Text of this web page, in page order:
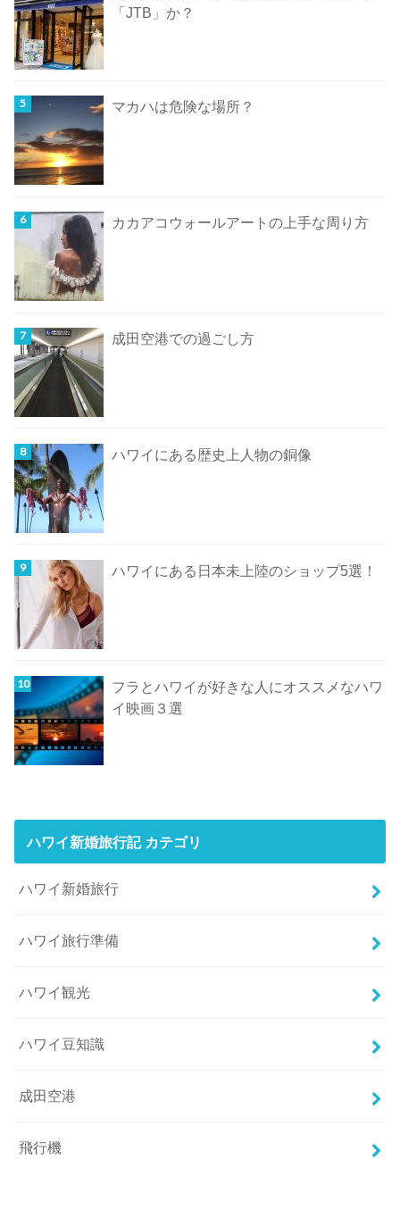
「JTB」か？
マカハは危険な場所？
カカアコウォールアートの上手な周り方
成田空港での過ごし方
ハワイにある歴史上人物の銅像
ハワイにある日本未上陸のショップ5選！
フラとハワイが好きな人にオススメなハワ
イ映画３選
ハワイ新婚旅行記 カテゴリ
ハワイ新婚旅行
ハワイ旅行準備
ハワイ観光
ハワイ豆知識
成田空港
飛行機